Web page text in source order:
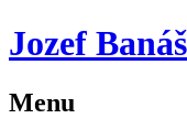
Jozef Banáš
Menu